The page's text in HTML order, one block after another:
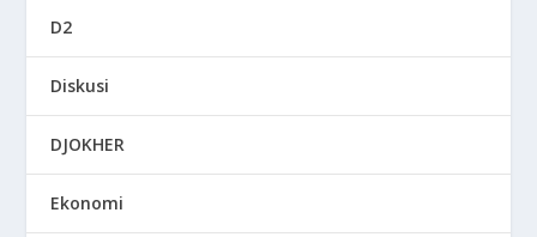
D2
Diskusi
DJOKHER
Ekonomi